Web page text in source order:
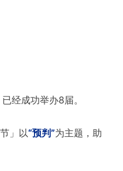
经成功举办8届。
」以“预判”为主题，助